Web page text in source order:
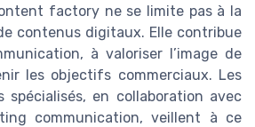
factory ne se limite pas à la
contenus digitaux. Elle contribue
à valoriser l’image de
les objectifs commerciaux. Les
spécialisés, en collaboration avec
communication, veillent à ce